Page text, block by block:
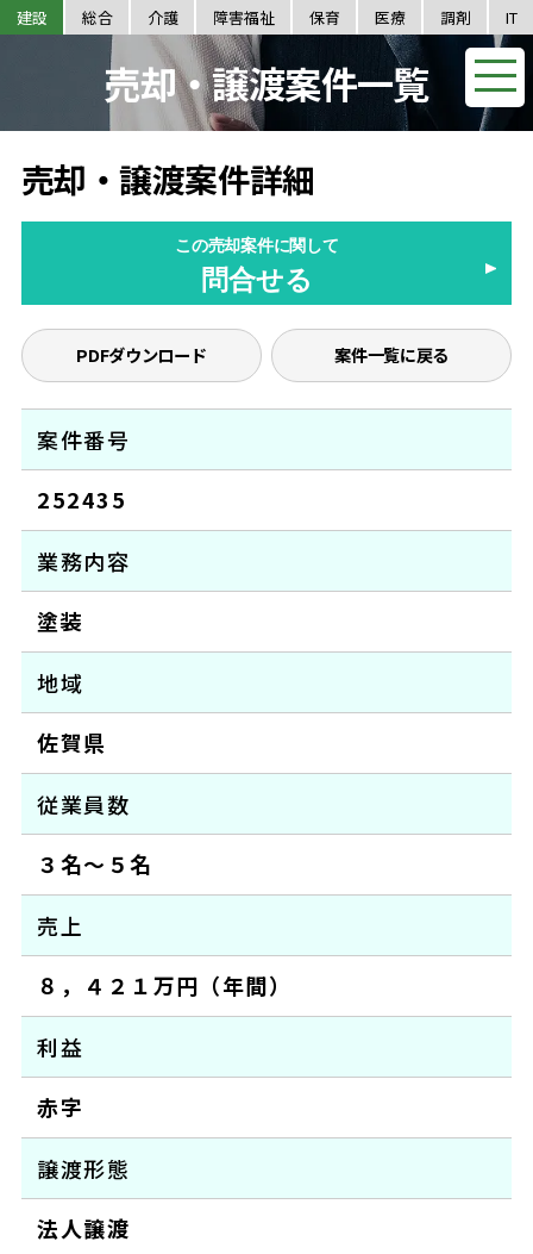
建設 総合 介護 障害福祉 保育 医療 調剤 IT
売却・譲渡案件一覧
売却・譲渡案件詳細
この売却案件に関して
問合せる
PDFダウンロード 案件一覧に戻る
案件番号
252435
業務内容
塗装
地域
佐賀県
従業員数
３名～５名
売上
８，４２１万円（年間）
利益
赤字
譲渡形態
法人譲渡